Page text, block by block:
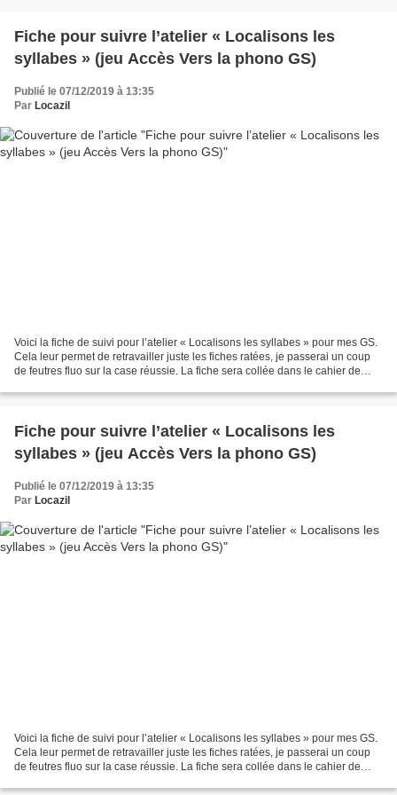
Fiche pour suivre l’atelier « Localisons les
syllabes » (jeu Accès Vers la phono GS)
Publié le 07/12/2019 à 13:35
Par Locazil
Voici la fiche de suivi pour l’atelier « Localisons les syllabes » pour mes GS.
Cela leur permet de retravailler juste les fiches ratées, je passerai un coup
de feutres fluo sur la case réussie. La fiche sera collée dans le cahier de
Fiche pour suivre l’atelier « Localisons les
syllabes » (jeu Accès Vers la phono GS)
Publié le 07/12/2019 à 13:35
Par Locazil
Voici la fiche de suivi pour l’atelier « Localisons les syllabes » pour mes GS.
Cela leur permet de retravailler juste les fiches ratées, je passerai un coup
de feutres fluo sur la case réussie. La fiche sera collée dans le cahier de